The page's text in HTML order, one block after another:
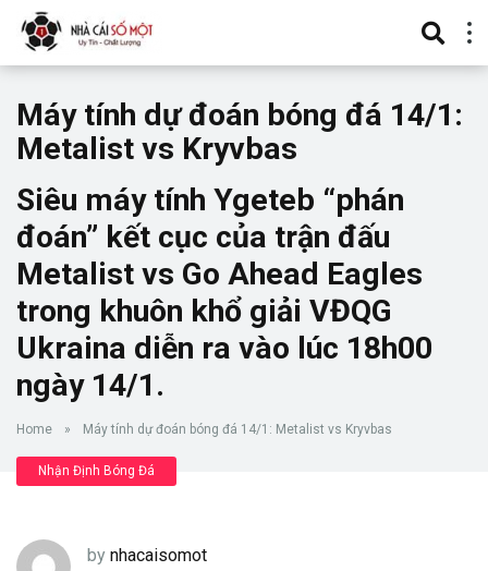
Máy tính dự đoán bóng đá 14/1:
Metalist vs Kryvbas
Siêu máy tính Ygeteb “phán
đoán” kết cục của trận đấu
Metalist vs Go Ahead Eagles
trong khuôn khổ giải VĐQG
Ukraina diễn ra vào lúc 18h00
ngày 14/1.
Home » Máy tính dự đoán bóng đá 14/1: Metalist vs Kryvbas
Nhận Định Bóng Đá
by nhacaisomot